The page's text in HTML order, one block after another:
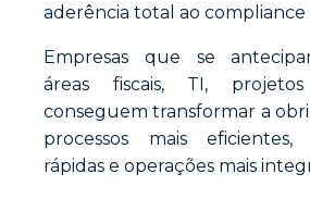
aderência total ao compliance
Empresas que se
áreas fiscais, TI,
conseguem transformar a
processos mais eficientes,
rápidas e operações mais